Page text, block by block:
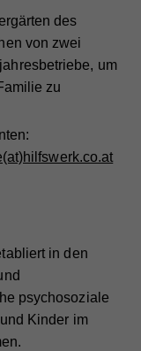
des
von zwei
um
zu
in den
psychosoziale
Kinder im
um die
verwendet wird,
Besucher die